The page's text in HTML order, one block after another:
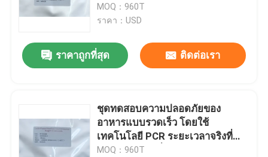
โครโนแบคทีเรียในอาหารอย่าง
สะดวกและรวดเร็ว
MOQ：960T
ราคา：USD
ราคาถูกที่สุด ติดต่อเรา
ชุดทดสอบความปลอดภัยของ
อาหารแบบรวดเร็ว โดยใช้
เทคโนโลยี PCR ระยะเวลาจริงที่
แห้งแบบเย็น เพื่อตรวจพบซัลโมเน
MOQ：960T